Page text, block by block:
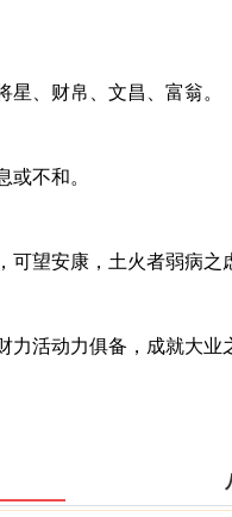
、财帛、文昌、富翁。
不和。
望安康，土火者弱病之
动力俱备，成就大业